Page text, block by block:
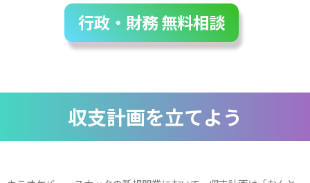
行政・財務 無料相談
収支計画を立てよう